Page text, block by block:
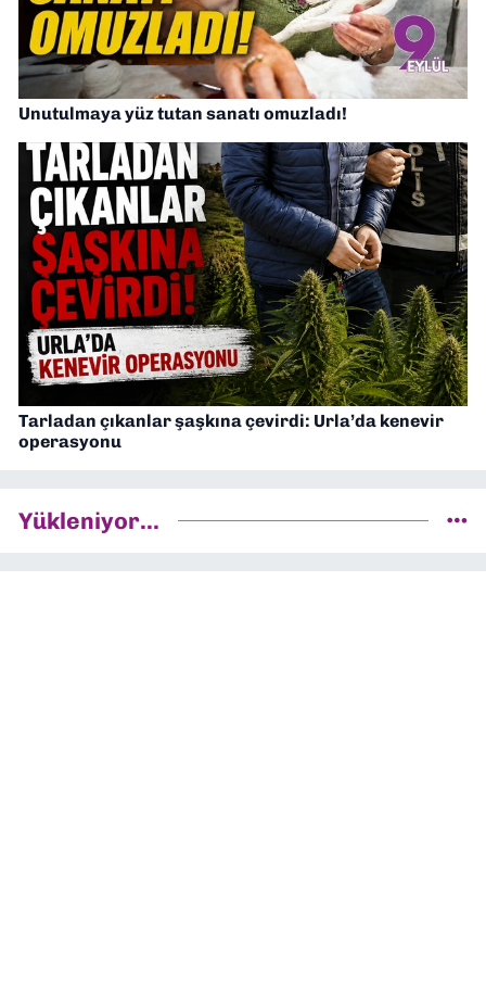
Unutulmaya yüz tutan sanatı omuzladı!
Tarladan çıkanlar şaşkına çevirdi: Urla’da kenevir
operasyonu
Yükleniyor...